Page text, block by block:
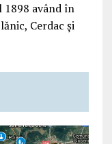
având în
Cerdac și